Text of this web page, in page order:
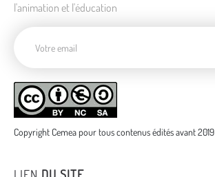
l'animation et l'éducation
Copyright Cemea pour tous contenus édités avant 2019